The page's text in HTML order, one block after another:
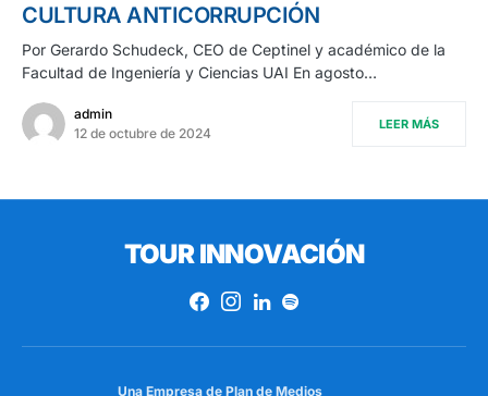
CULTURA ANTICORRUPCIÓN
Por Gerardo Schudeck, CEO de Ceptinel y académico de la
Facultad de Ingeniería y Ciencias UAI En agosto…
admin
12 de octubre de 2024
LEER MÁS
TOUR INNOVACIÓN
Una Empresa de Plan de Medios